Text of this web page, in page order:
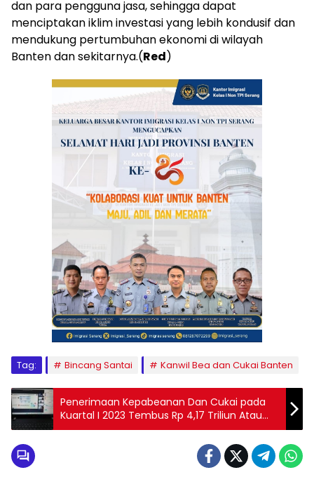
dan para pengguna jasa, sehingga dapat
menciptakan iklim investasi yang lebih kondusif dan
mendukung pertumbuhan ekonomi di wilayah
Banten dan sekitarnya.(Red)
Tag: Bincang Santai Kanwil Bea dan Cukai Banten
Penerimaan Kepabeanan Dan Cukai pada
Kuartal I 2023 Tembus Rp 4,17 Triliun Atau
32,60 % Dari Target